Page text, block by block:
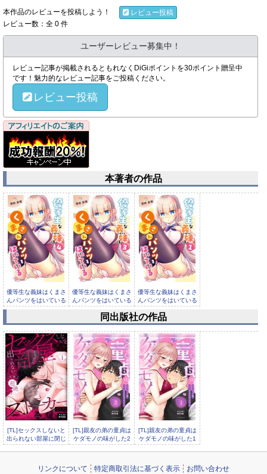
本作品のレビューを投稿しよう！
レビュー投稿
レビュー数：全 0 件
ユーザーレビュー募集中！
レビュー記事が掲載されるともれなくDiGiポイントを30ポイント贈呈中
です！魅力的なレビュー記事をご投稿ください。
レビュー投稿
本著者の作品
優等生な義妹はくまさ
んパンツをはいている
4
優等生な義妹はくまさ
んパンツをはいている
3
優等生な義妹はくまさ
んパンツをはいている
1
同出版社の作品
[TL]セックスしないと
出られない部屋に閉じ
込められたら、同
[TL]親友の弟の童貞は
ケダモノの味がした2
[TL]親友の弟の童貞は
ケダモノの味がした1
リンクについて 特定商取引法に基づく表示 お問い合わせ